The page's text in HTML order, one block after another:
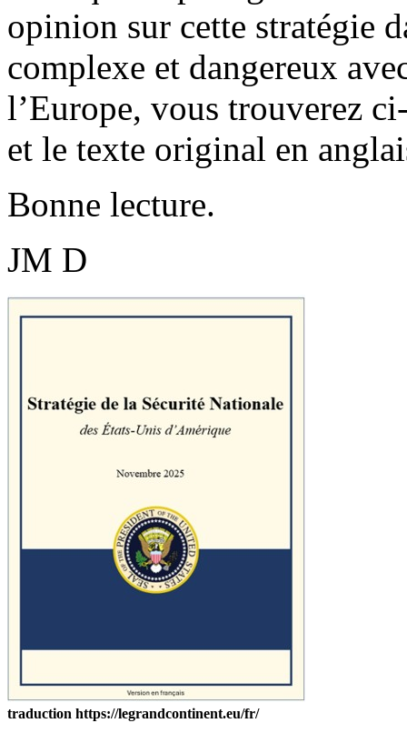
opinion sur cette stratégie
complexe et dangereux
l’Europe, vous trouverez
et le texte original en
Bonne lecture.
JM D
traduction https://legrandcontinent.eu/fr/